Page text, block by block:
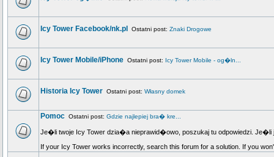
Icy Tower Facebook/nk.pl Ostatni post: Znaki Drogowe
Icy Tower Mobile/iPhone Ostatni post: Icy Tower Mobile - og�ln...
Historia Icy Tower Ostatni post: Własny domek
Pomoc Ostatni post: Gdzie najlepiej bra� kre...
Je�li twoje Icy Tower dzia�a nieprawid�owo, poszukaj tu odpowiedzi.
If your Icy Tower works incorrectly, search this forum for a solution. If you